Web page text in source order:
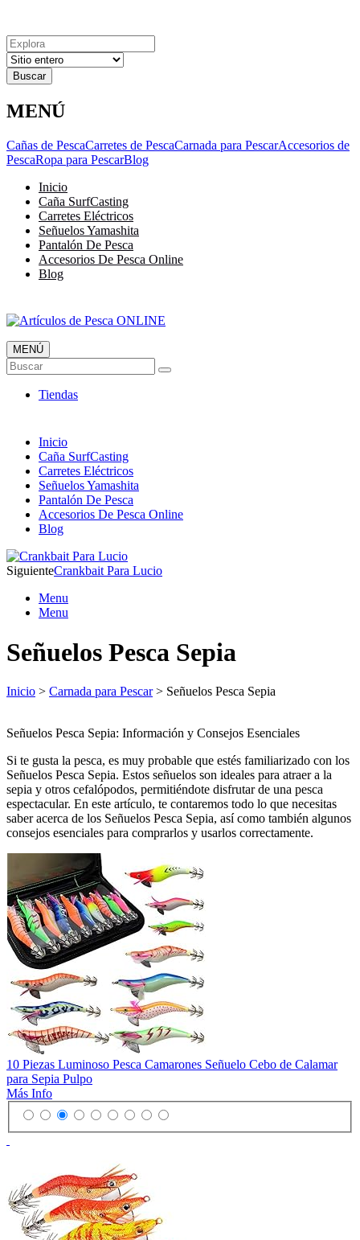
Resultados
para
MENÚ
Cañas de PescaCarretes de PescaCarnada para PescarAccesorios de
PescaRopa para PescarBlog
Inicio
Caña SurfCasting
Carretes Eléctricos
Señuelos Yamashita
Pantalón De Pesca
Accesorios De Pesca Online
Blog
Artículos de Pesca ONLINE
Envió 24/7!!!
MENÚ
Buscar
Tiendas
Inicio
Caña SurfCasting
Carretes Eléctricos
Señuelos Yamashita
Pantalón De Pesca
Accesorios De Pesca Online
Blog
SiguienteCrankbait Para Lucio
Menu
Menu
Señuelos Pesca Sepia
Inicio > Carnada para Pescar> Señuelos Pesca Sepia
Señuelos Pesca Sepia: Información y Consejos Esenciales
Si te gusta la pesca, es muy probable que estés familiarizado con los
Señuelos Pesca Sepia. Estos señuelos son ideales para atraer a la
sepia y otros cefalópodos, permitiéndote disfrutar de una pesca
espectacular. En este artículo, te contaremos todo lo que necesitas
saber acerca de los Señuelos Pesca Sepia, así como también algunos
consejos esenciales para comprarlos y usarlos correctamente.
10 Piezas Luminoso Pesca Camarones Señuelo Cebo de Calamar
para Sepia Pulpo
Más Info